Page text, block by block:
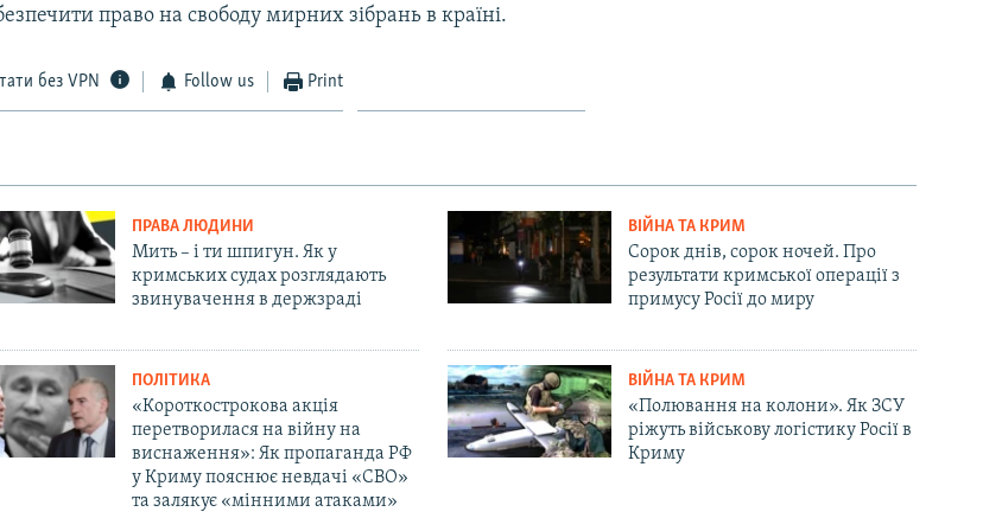
право на свободу мирних зібрань в країні.
без VPN Follow us Print
ПРАВА ЛЮДИНИ
Мить – і ти шпигун. Як у
кримських судах розглядають
звинувачення в держзраді
ВІЙНА ТА КРИМ
Сорок днів, сорок ночей. Про
результати кримської операції з
примусу Росії до миру
ПОЛІТИКА
«Короткострокова акція
перетворилася на війну на
виснаження»: Як пропаганда РФ
у Криму пояснює невдачі «СВО»
та залякує «мінними атаками»
ВІЙНА ТА КРИМ
«Полювання на колони». Як ЗСУ
ріжуть військову логістику Росії в
Криму